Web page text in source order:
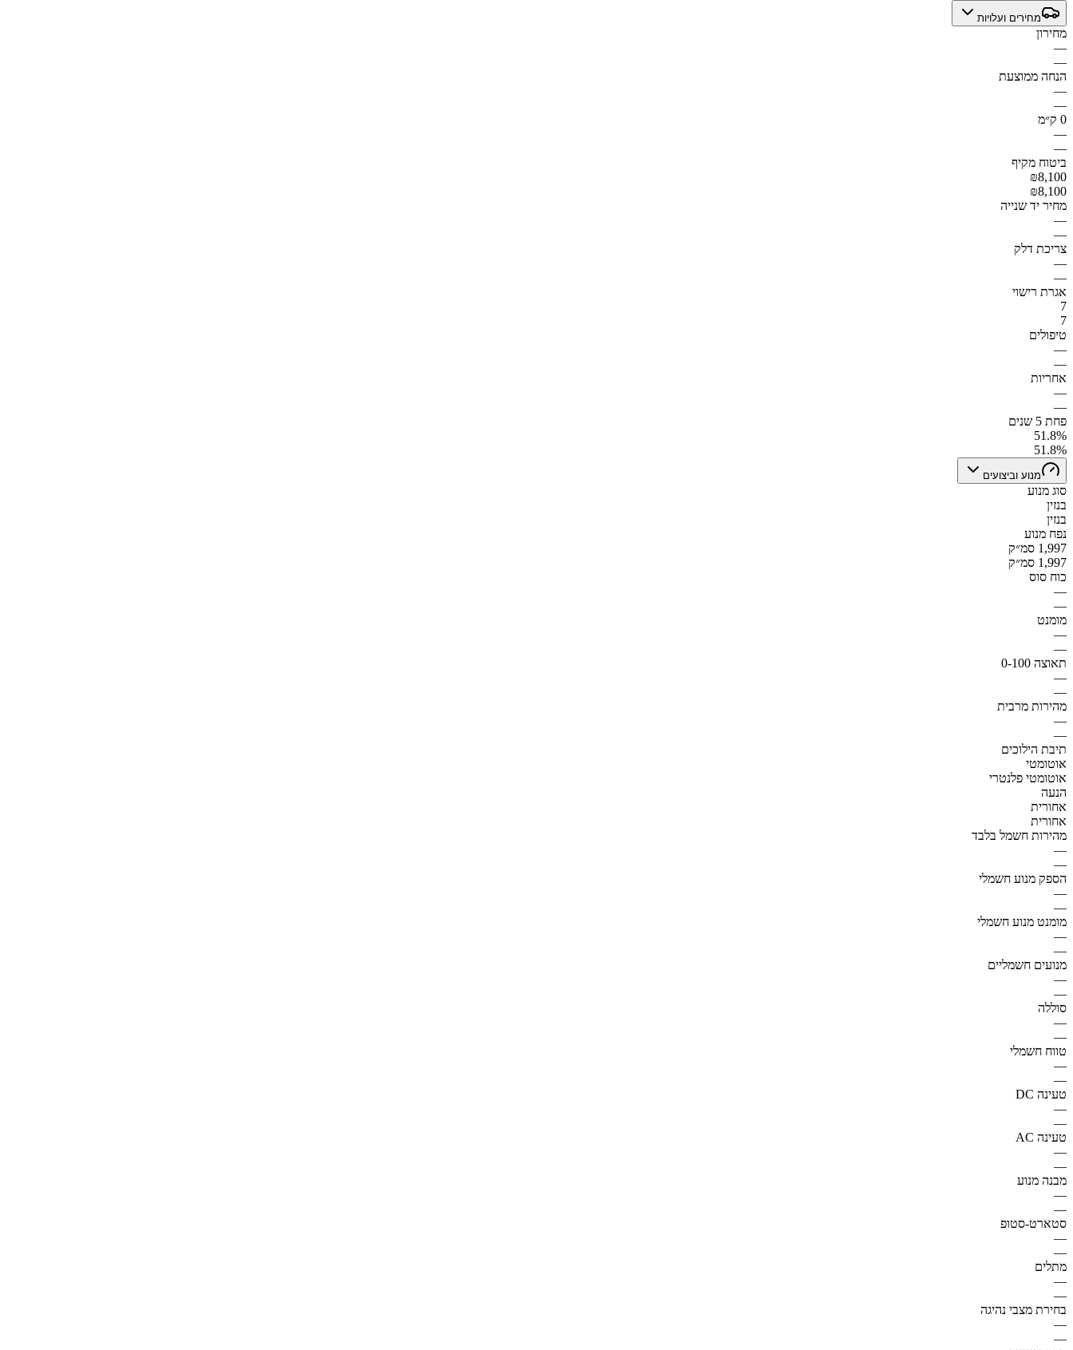
מחירים ועלויות
מחירון
—
—
הנחה ממוצעת
—
—
0 ק״מ
—
—
ביטוח מקיף
₪8,100
₪8,100
מחיר יד שנייה
—
—
צריכת דלק
—
—
אגרת רישוי
7
7
טיפולים
—
—
אחריות
—
—
פחת 5 שנים
51.8%
51.8%
מנוע וביצועים
סוג מנוע
בנזין
בנזין
נפח מנוע
1,997 סמ״ק
1,997 סמ״ק
כוח סוס
—
—
מומנט
—
—
תאוצה 0-100
—
—
מהירות מרבית
—
—
תיבת הילוכים
אוטומטי
אוטומטי פלנטרי
הנעה
אחורית
אחורית
מהירות חשמל בלבד
—
—
הספק מנוע חשמלי
—
—
מומנט מנוע חשמלי
—
—
מנועים חשמליים
—
—
סוללה
—
—
טווח חשמלי
—
—
טעינה DC
—
—
טעינה AC
—
—
מבנה מנוע
—
—
סטארט-סטופ
—
—
מתלים
—
—
בחירת מצבי נהיגה
—
—